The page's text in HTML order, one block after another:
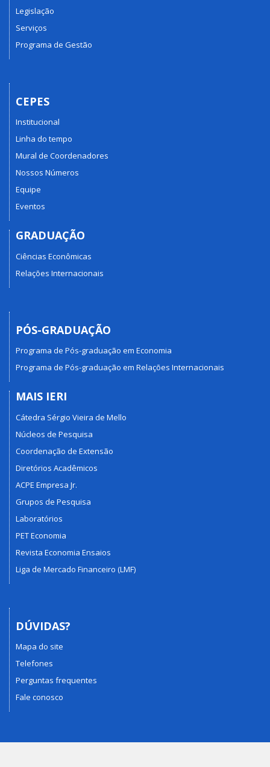
Legislação
Serviços
Programa de Gestão
CEPES
Institucional
Linha do tempo
Mural de Coordenadores
Nossos Números
Equipe
Eventos
GRADUAÇÃO
Ciências Econômicas
Relações Internacionais
PÓS-GRADUAÇÃO
Programa de Pós-graduação em Economia
Programa de Pós-graduação em Relações Internacionais
MAIS IERI
Cátedra Sérgio Vieira de Mello
Núcleos de Pesquisa
Coordenação de Extensão
Diretórios Acadêmicos
ACPE Empresa Jr.
Grupos de Pesquisa
Laboratórios
PET Economia
Revista Economia Ensaios
Liga de Mercado Financeiro (LMF)
DÚVIDAS?
Mapa do site
Telefones
Perguntas frequentes
Fale conosco